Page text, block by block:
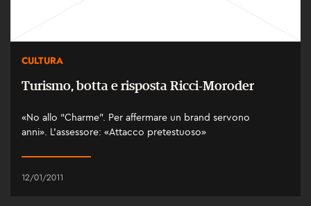
CULTURA
Turismo, botta e risposta Ricci-Moroder
«No allo “Charme”. Per affermare un brand servono
anni». L'assessore: «Attacco pretestuoso»
12/01/2011